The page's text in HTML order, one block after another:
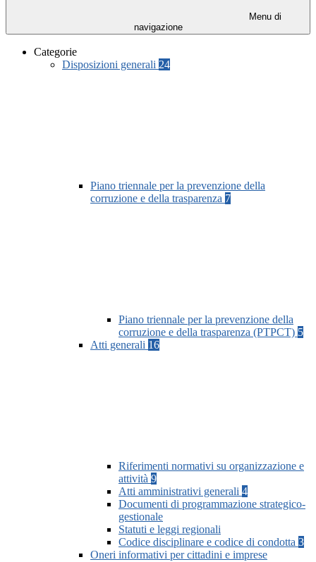
Menu di
navigazione
Categorie
Disposizioni generali 24
Piano triennale per la prevenzione della
corruzione e della trasparenza 7
Piano triennale per la prevenzione della
corruzione e della trasparenza (PTPCT) 5
Atti generali 16
Riferimenti normativi su organizzazione e
attività 9
Atti amministrativi generali 4
Documenti di programmazione strategico-
gestionale
Statuti e leggi regionali
Codice disciplinare e codice di condotta 3
Oneri informativi per cittadini e imprese